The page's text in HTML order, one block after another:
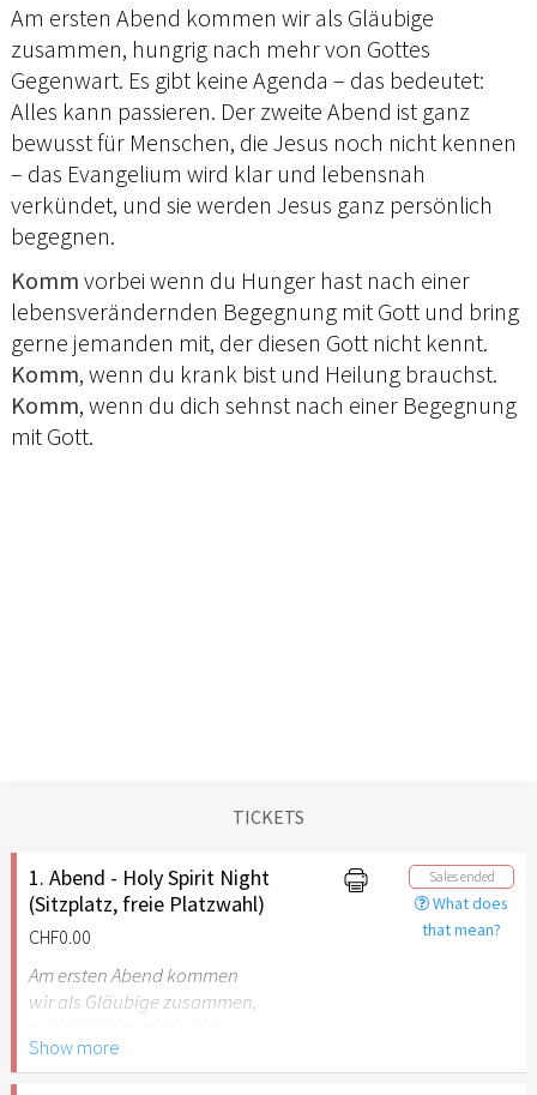
Am ersten Abend kommen wir als Gläubige
zusammen, hungrig nach mehr von Gottes
Gegenwart. Es gibt keine Agenda – das bedeutet:
Alles kann passieren. Der zweite Abend ist ganz
bewusst für Menschen, die Jesus noch nicht kennen
– das Evangelium wird klar und lebensnah
verkündet, und sie werden Jesus ganz persönlich
begegnen.
Komm vorbei wenn du Hunger hast nach einer
lebensverändernden Begegnung mit Gott und bring
gerne jemanden mit, der diesen Gott nicht kennt.
Komm, wenn du krank bist und Heilung brauchst.
Komm, wenn du dich sehnst nach einer Begegnung
mit Gott.
TICKETS
1. Abend - Holy Spirit Night
(Sitzplatz, freie Platzwahl)
CHF0.00
Sales ended
What does
that mean?
Am ersten Abend kommen
wir als Gläubige zusammen,
Gottes Gegenwart. Es gibt
keine Agenda – das
Show more